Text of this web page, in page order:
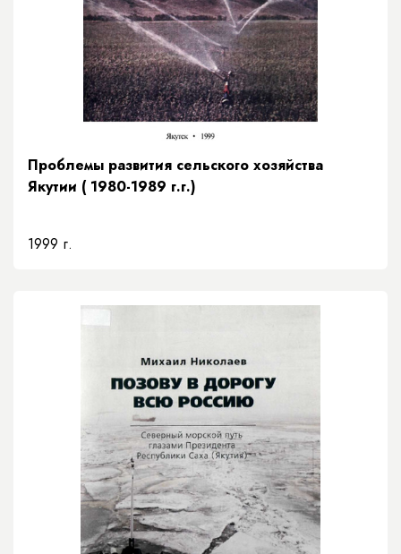
Проблемы развития сельского хозяйства
Якутии ( 1980-1989 г.г.)
1999 г.